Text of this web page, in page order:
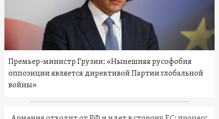
Премьер-министр Грузии: «Нынешняя русофобия
оппозиции является директивой Партии глобальной
войны»